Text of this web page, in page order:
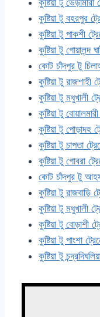
কুষ্টিয়া টু
কুষ্টিয়া টু বহরপুর
কুষ্টিয়া টু পাকশী
কুষ্টিয়া টু গোয়ালন্দ
কোট চাঁদপুর টু
কুষ্টিয়া টু রাজশাহী
কুষ্টিয়া টু মধুখালী
কুষ্টিয়া টু
কুষ্টিয়া টু পোড়াদহ
কুষ্টিয়া টু চাপতা
কুষ্টিয়া টু গোবরা
কোট চাঁদপুর টু
কুষ্টিয়া টু রাজবাড়ি
কুষ্টিয়া টু মধুখালী
কুষ্টিয়া টু বোড়াশী
কুষ্টিয়া টু পাংশা
কুষ্টিয়া টু